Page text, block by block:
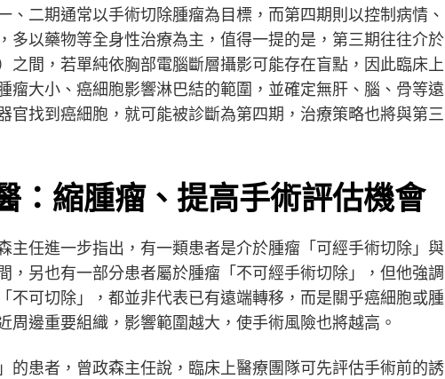
、二期通常以手術切除腫瘤為目標，而第四期則以控制病情、
多以藥物等全身性治療為主，值得一提的是，第三期往往介於
之間，若單純依胸部電腦斷層攝影可能存在盲點，因此臨床上
瘤大小、癌細胞影響淋巴結的範圍，並確定無肝、腦、骨等遠
官找到癌細胞，就可能被診斷為第四期，治療策略也將與第三
：縮腫瘤、提高手術評估機會
主任進一步指出，有一類患者是介於腫瘤「可經手術切除」與
，另也有一部分患者屬於腫瘤「不可經手術切除」，但他強調
不可切除」，都並非代表已有遠端轉移，而是關乎癌細胞或腫
周邊重要組織，影響範圍越大，使手術風險也將越高。
的患者，曾政森主任說，臨床上醫療團隊可先評估手術前的誘